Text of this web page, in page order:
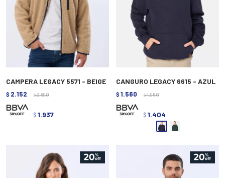
CAMPERA LEGACY 5571 - BEIGE
$ 2.152 $ 2.690
$ 1.937
CANGURO LEGACY 6615 - AZUL
$ 1.560 $ 1.950
$ 1.404